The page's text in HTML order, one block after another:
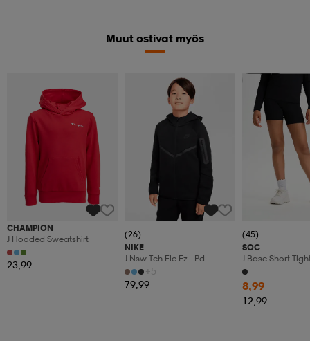
Muut ostivat myös
CHAMPION
J Hooded Sweatshirt
23,99
(26)
NIKE
J Nsw Tch Flc Fz - Pd
+5
79,99
Member
(45)
SOC
J Base Short
8,99
12,99